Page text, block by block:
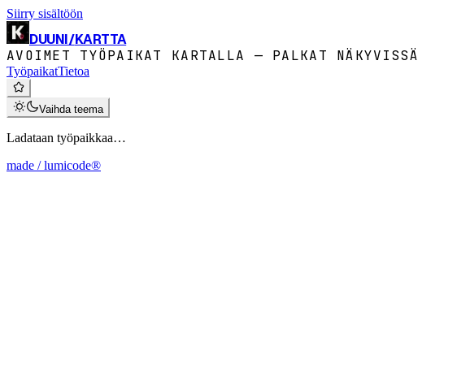
Siirry sisältöön
DUUNI/KARTTA
AVOIMET TYÖPAIKAT KARTALLA — PALKAT NÄKYVISSÄ
TyöpaikatTietoa
Vaihda teema
Ladataan työpaikkaa…
made / lumicode®